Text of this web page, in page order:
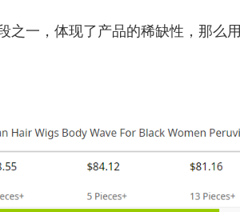
一，体现了产品的稀缺性，那么